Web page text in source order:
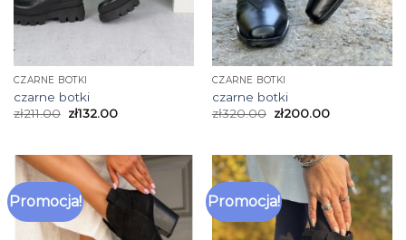
CZARNE BOTKI
czarne botki
zł211.00 zł132.00
CZARNE BOTKI
czarne botki
zł320.00 zł200.00
Promocja! Promocja!